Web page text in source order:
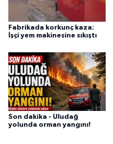
Fabrikada korkunç kaza:
İşçi yem makinesine sıkıştı
Son dakika - Uludağ
yolunda orman yangını!